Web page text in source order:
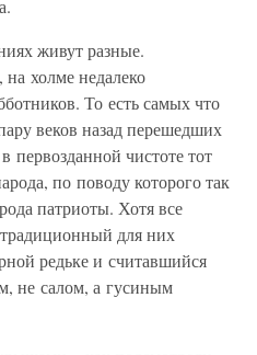
живут разные.
холме недалеко
То есть самых что
веков назад перешедших
чистоте тот
по поводу которого так
патриоты. Хотя все
для них
редьке и считавшийся
не салом, а гусиным